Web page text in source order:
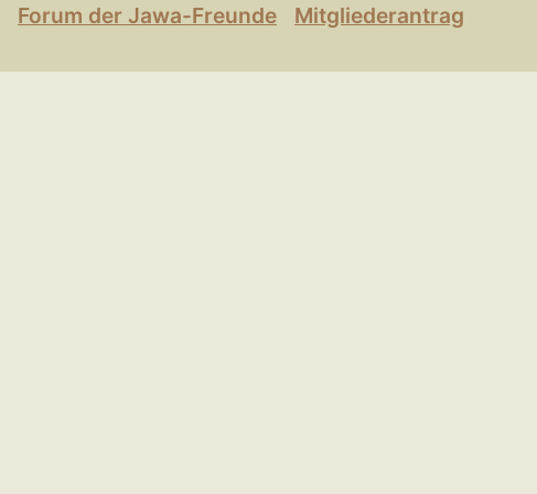
Forum der Jawa-Freunde Mitgliederantrag